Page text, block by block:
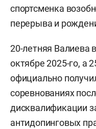
спортсменка
перерыва и
20-летняя Валиева
октябре 2025-го, а
официально
соревнованиях
дисквалификации
антидопинговых